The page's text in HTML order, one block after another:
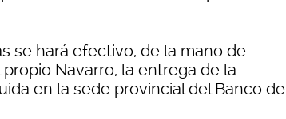
se hará efectivo, de la mano de
propio Navarro, la entrega de la
en la sede provincial del Banco de